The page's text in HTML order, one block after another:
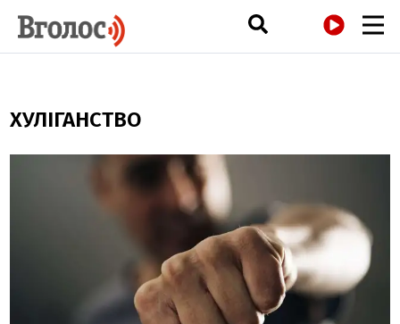
ХУЛІГАНСТВО